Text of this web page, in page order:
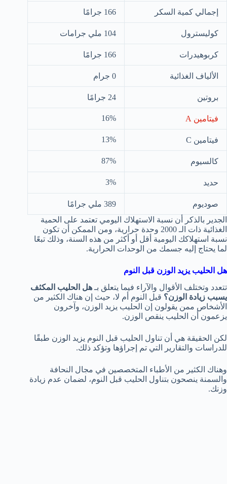
إجمالي كمية السكر 166 جرامًا
كوليسترول 104 ملي جرامات
كربوهيدرات 166 جرامًا
الألياف الغذائية 0 جرام
بروتين 24 جرامًا
فيتامين A 16%
فيتامين C 13%
كالسيوم 87%
حديد 3%
صوديوم
389 ملي جرامًا
الجدير بالذكر أن نسبة الاستهلاك اليومي تعتمد على الحمية
الغذائية ذات الـ 2000 وحدة حرارية، ومن الممكن أن تكون
نسبة استهلاكك اليومية أقل أو أكثر من هذه السنة، وذلك تبعًا
لما يحتاج إليه جسمك من الوحدات الحرارية.
هل الحليب يزيد الوزن قبل النوم
تتعدد وتختلف الأقوال والآراء فيما يتعلق بـ هل الحليب المكثف
يسبب زيادة الوزن؟ قبل النوم أم لا، حيث إن هناك الكثير من
الأشخاص ممن يقولون إن الحليب يزيد الوزن، وآخرون
يزعمون أن الحليب ينقص الوزن.
لكن الحقيقة هي أن تناول الحليب قبل النوم يزيد الوزن طبقًا
للدراسات والتقارير التي تم إجراؤها وتؤكد ذلك.
وهناك الكثير من الأطباء المتخصصين في مجال النحافة
والسمنة ينصحون بتناول الحليب قبل النوم، لضمان عدم زيادة
وزنك.